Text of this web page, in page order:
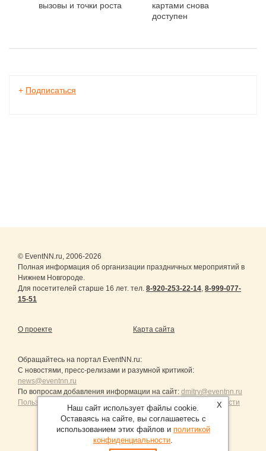
вызовы и точки роста
картами снова
доступен
+ Подписаться
© EventNN.ru, 2006-2026
Полная информация об организации праздничных мероприятий в
Нижнем Новгороде.
Для посетителей старше 16 лет. тел. 8-920-253-22-14, 8-999-077-
15-51
О проекте Карта сайта
Обращайтесь на портал EventNN.ru:
С новостями, пресс-релизами и разумной критикой:
news@eventnn.ru
По вопросам добавления информации на сайт: dmitry@eventnn.ru
Пользовательское Соглашение и политика конфиденциальности
X
Наш сайт использует файлы cookie.
Оставаясь на сайте, вы соглашаетесь с
использованием этих файлов и политикой
конфиденциальности.